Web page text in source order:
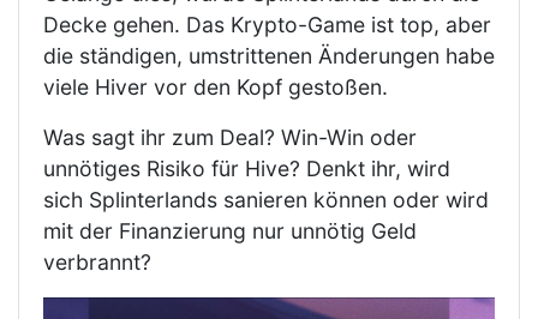
Decke gehen. Das Krypto-Game ist top, aber
die ständigen, umstrittenen Änderungen habe
viele Hiver vor den Kopf gestoßen.
Was sagt ihr zum Deal? Win-Win oder
unnötiges Risiko für Hive? Denkt ihr, wird
sich Splinterlands sanieren können oder wird
mit der Finanzierung nur unnötig Geld
verbrannt?